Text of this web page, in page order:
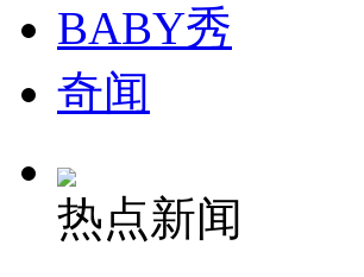
BABY秀
奇闻
热点新闻